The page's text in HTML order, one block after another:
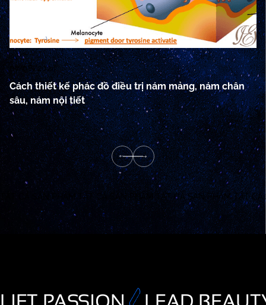
07/08/2024
Cách thiết kế phác đồ điều trị nám mảng, nám chân
sâu, nám nội tiết
TẤT CẢ SẢN PHẨM TẤT CẢ SẢN PHẨM TẤT CẢ SẢN PHẨM TẤT CẢ